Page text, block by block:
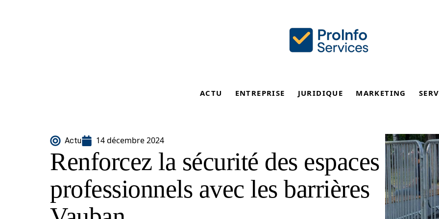
ACTU ENTREPRISE JURIDIQUE MARKETING
Actu 14 décembre 2024
Renforcez la sécurité des espaces
professionnels avec les barrières